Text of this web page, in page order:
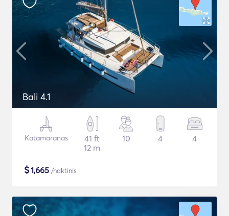
Bali 4.1
Katamaranas
41 ft
12 m
10 4 4
$1,665 /naktinis